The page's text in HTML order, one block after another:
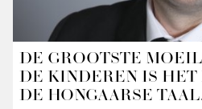
DE GROOTSTE
DE KINDEREN IS HET
DE HONGAARSE